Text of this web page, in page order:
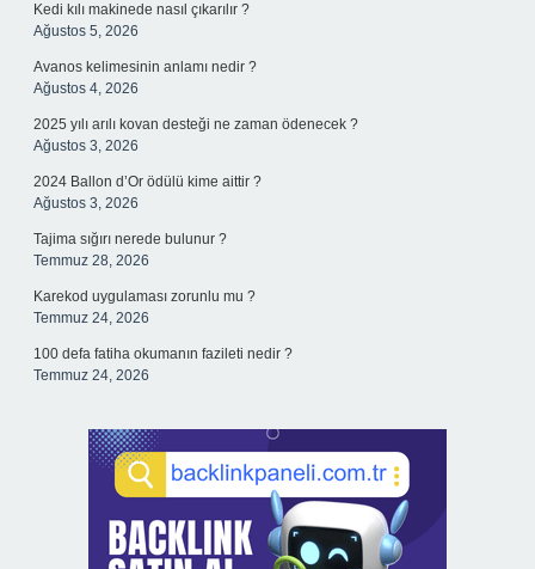
Kedi kılı makinede nasıl çıkarılır ?
Ağustos 5, 2026
Avanos kelimesinin anlamı nedir ?
Ağustos 4, 2026
2025 yılı arılı kovan desteği ne zaman ödenecek ?
Ağustos 3, 2026
2024 Ballon d’Or ödülü kime aittir ?
Ağustos 3, 2026
Tajima sığırı nerede bulunur ?
Temmuz 28, 2026
Karekod uygulaması zorunlu mu ?
Temmuz 24, 2026
100 defa fatiha okumanın fazileti nedir ?
Temmuz 24, 2026